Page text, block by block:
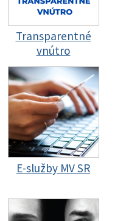
Transparentné
vnútro
E-služby MV SR